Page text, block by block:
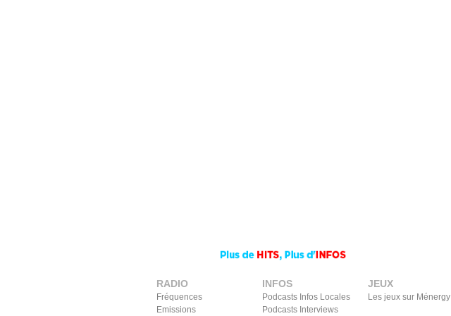
RADIO
Fréquences
Emissions
INFOS
Podcasts Infos Locales
Podcasts Interviews
JEUX
Les jeux sur Ménergy